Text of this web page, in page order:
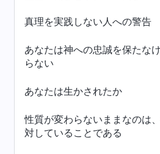
真理を実践しない人への警告
あなたは神への忠誠を保たな
らない
あなたは生かされたか
性質が変わらないままなのは
対していることである